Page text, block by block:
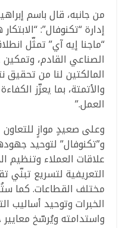
من جانبه، قال باسم
إدارة “تكنوفال”:
“ماجنا إيه آي” تمثّل
الصناعي القادم،
المالكتين لنا من تحقيق
والأتمتة، بما يعزّز
العمل.”
وعلى صعيدٍ موازٍ
و”تكنوفال” لتوحيد
علاقات العملاء وتنظيم
التعريفية لتسريع تبنّي
مختلف القطاعات. كما
الخبرات وتوحيد أساليب
واستدامته ويُرسّخ معايير